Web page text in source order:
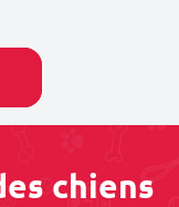
chiens